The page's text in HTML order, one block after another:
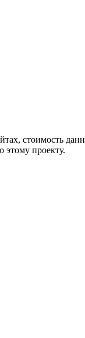
стоимость
этому проекту.